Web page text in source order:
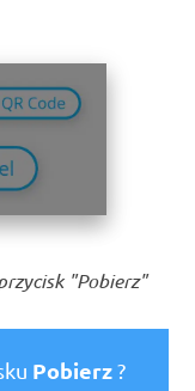
"Pobierz"
Pobierz?